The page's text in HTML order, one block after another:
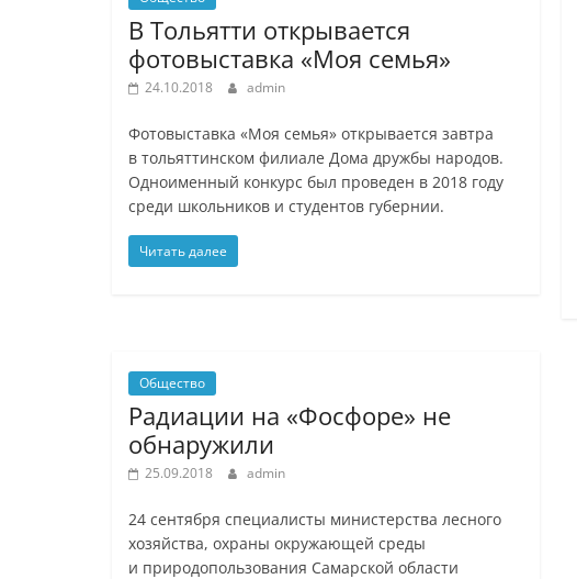
В Тольятти открывается
фотовыставка «Моя семья»
24.10.2018 admin
Фотовыставка «Моя семья» открывается завтра
в тольяттинском филиале Дома дружбы народов.
Одноименный конкурс был проведен в 2018 году
среди школьников и студентов губернии.
Читать далее
Общество
Радиации на «Фосфоре» не
обнаружили
25.09.2018 admin
24 сентября специалисты министерства лесного
хозяйства, охраны окружающей среды
и природопользования Самарской области